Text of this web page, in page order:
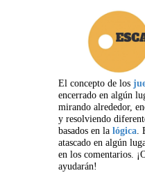
El concepto de los
encerrado en algún
mirando alrededor,
y resolviendo
basados en la lógica.
atascado en algún
en los comentarios.
ayudarán!